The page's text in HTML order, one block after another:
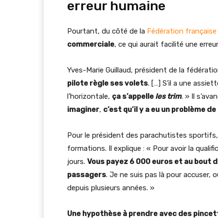
erreur humaine
Pourtant, du côté de la Fédération
commerciale, ce qui aurait facilité une
Yves-Marie Guillaud, président de la
pilote règle ses volets. […] S’il a une
l’horizontale, ça s’appelle les trim. » Il
imaginer, c’est qu’il y a eu un problème
Pour le président des parachutistes
formations. Il explique : « Pour avoir la
jours. Vous payez 6 000 euros et au bout
passagers. Je ne suis pas là pour accuser,
depuis plusieurs années. »
Une hypothèse à prendre avec des